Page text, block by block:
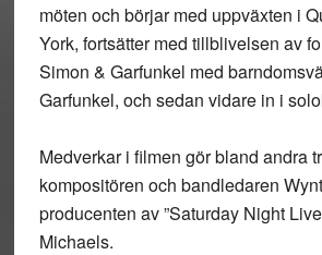
möten och börjar med uppväxten i
York, fortsätter med tillblivelsen av
Simon & Garfunkel med
Garfunkel, och sedan vidare in i
Medverkar i filmen gör bland andra
kompositören och bandledaren
producenten av ”Saturday Night
Michaels.